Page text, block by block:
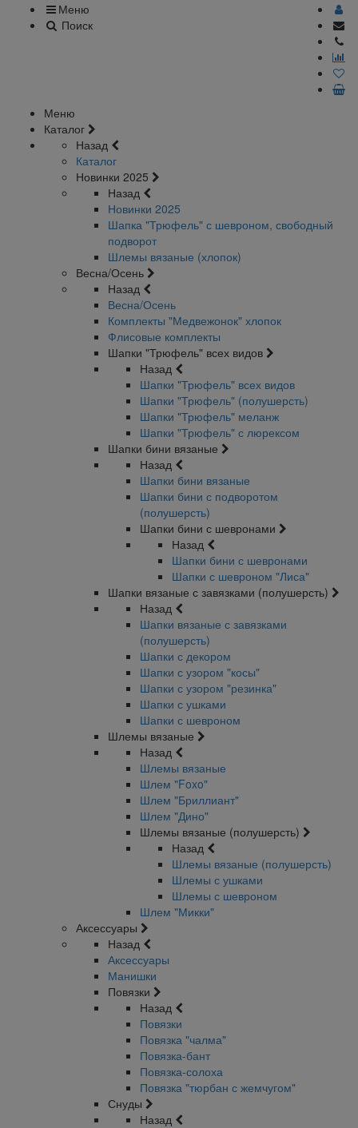
Меню
Поиск
Меню
Каталог
Назад
Каталог
Новинки 2025
Назад
Новинки 2025
Шапка "Трюфель" с шевроном, свободный
подворот
Шлемы вязаные (хлопок)
Весна/Осень
Назад
Весна/Осень
Комплекты "Медвежонок" хлопок
Флисовые комплекты
Шапки "Трюфель" всех видов
Назад
Шапки "Трюфель" всех видов
Шапки "Трюфель" (полушерсть)
Шапки "Трюфель" меланж
Шапки "Трюфель" с люрексом
Шапки бини вязаные
Назад
Шапки бини вязаные
Шапки бини с подворотом
(полушерсть)
Шапки бини с шевронами
Назад
Шапки бини с шевронами
Шапки с шевроном "Лиса"
Шапки вязаные с завязками (полушерсть)
Назад
Шапки вязаные с завязками
(полушерсть)
Шапки с декором
Шапки с узором "косы"
Шапки с узором "резинка"
Шапки с ушками
Шапки с шевроном
Шлемы вязаные
Назад
Шлемы вязаные
Шлем "Foxo"
Шлем "Бриллиант"
Шлем "Дино"
Шлемы вязаные (полушерсть)
Назад
Шлемы вязаные (полушерсть)
Шлемы с ушками
Шлемы с шевроном
Шлем "Микки"
Аксессуары
Назад
Аксессуары
Манишки
Повязки
Назад
Повязки
Повязка "чалма"
Повязка-бант
Повязка-солоха
Повязка "тюрбан с жемчугом"
Снуды
Назад